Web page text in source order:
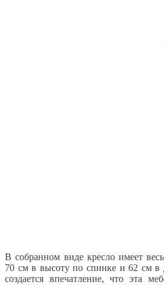
В собранном виде кресло имеет
70 см в высоту по спинке и 62 см в
создается впечатление, что эта